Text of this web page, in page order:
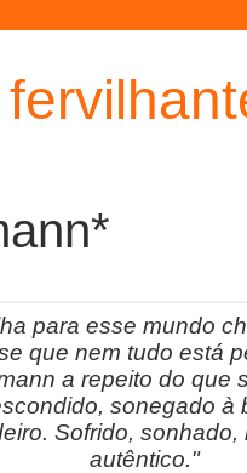
para esse mundo
que nem tudo está
a repeito do que
sonegado à
Sofrido, sonhado,
autêntico."